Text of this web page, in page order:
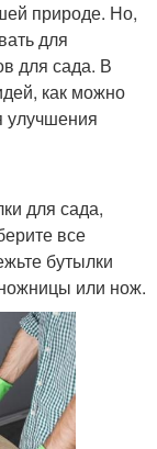
природе. Но,
для
для сада. В
как можно
улучшения
для сада,
все
бутылки
или нож.